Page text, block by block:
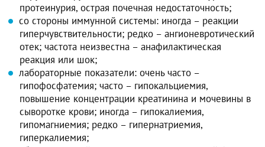
протеинурия, острая почечная недостаточность;
со стороны иммунной системы: иногда – реакции
гиперчувствительности; редко – ангионевротический
отек; частота неизвестна – анафилактическая
реакция или шок;
лабораторные показатели: очень часто –
гипофосфатемия; часто – гипокальциемия,
повышение концентрации креатинина и мочевины в
сыворотке крови; иногда – гипокалиемия,
гипомагниемия; редко – гипернатриемия,
гиперкалиемия;